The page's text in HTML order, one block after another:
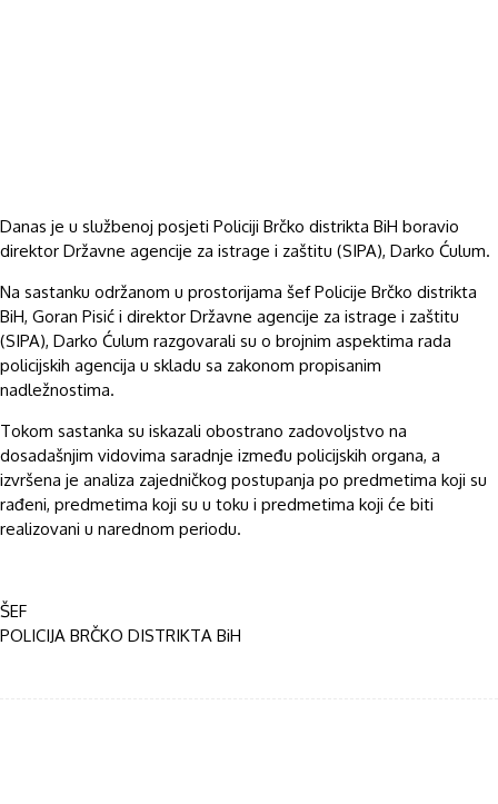
Danas je u službenoj posjeti Policiji Brčko distrikta BiH boravio
direktor Državne agencije za istrage i zaštitu (SIPA), Darko Ćulum.
Na sastanku održanom u prostorijama šef Policije Brčko distrikta
BiH, Goran Pisić i direktor Državne agencije za istrage i zaštitu
(SIPA), Darko Ćulum razgovarali su o brojnim aspektima rada
policijskih agencija u skladu sa zakonom propisanim
nadležnostima.
Tokom sastanka su iskazali obostrano zadovoljstvo na
dosadašnjim vidovima saradnje između policijskih organa, a
izvršena je analiza zajedničkog postupanja po predmetima koji su
rađeni, predmetima koji su u toku i predmetima koji će biti
realizovani u narednom periodu.
ŠEF
POLICIJA BRČKO DISTRIKTA BiH